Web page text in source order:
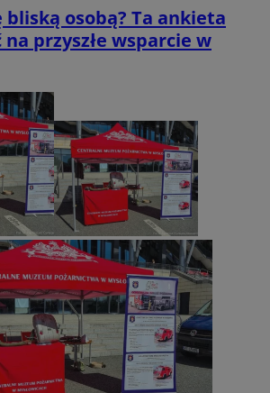
bliską osobą? Ta ankieta
na przyszłe wsparcie w